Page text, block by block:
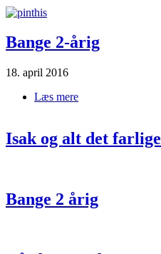
Bange 2-årig
18. april 2016
Læs mere
Isak og alt det farlige
Bange 2 årig